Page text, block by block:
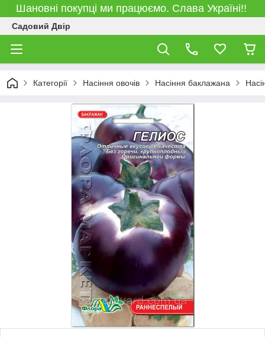
Шановні покупці ми працюємо. Слава Україні!!
Садовий Двір
Категорії Насіння овочів Насіння баклажана